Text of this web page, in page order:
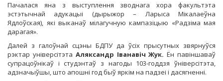
Пачалася яна з выступлення зводнага хора факультэта
эстэтычнай адукацыі (дырыжор – Ларыса Мікалаеўна
Ядлоўская), які выканаў мілагучную кампазіцыю «Радзіма мая
дарагая».
Далей з галоўнай сцэны БДПУ да ўсіх прысутных звярнуўся
рэктар універсітэта Аляксандр Іванавіч Жук. Ён павіншаваў
супрацоўнікаў і студэнтаў з нагоды 103-годдзя ўніверсітэта,
адзначыўшы, што апошні год быў яркім на падзеі і дасягненні.